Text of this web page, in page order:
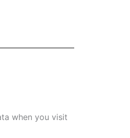
when you visit